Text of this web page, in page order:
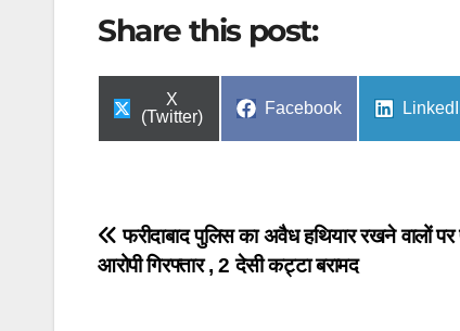
Share this post:
Share
on
X
(Twitter)
Share
Facebook
Share
Post
navigation
फरीदाबाद पुलिस का अवैध हथियार रखने वालों पर
आरोपी गिरफ्तार , 2 देसी कट्टा बरामद